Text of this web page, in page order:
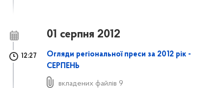
01 серпня 2012
12:27
Огляди регіональної преси за 2012 рік -
СЕРПЕНЬ
вкладених файлів 9